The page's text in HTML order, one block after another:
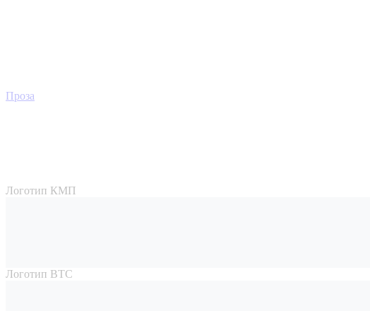
Проза
Логотип КМП
Логотип ВТС